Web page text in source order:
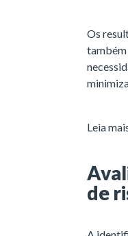
Os
também
Leia
de